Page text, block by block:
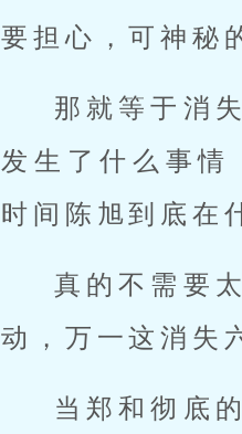
要担心，可神秘
那就等于消
发生了什么事情
时间陈旭到底在
真的不需要
动，万一这消失
当郑和彻底